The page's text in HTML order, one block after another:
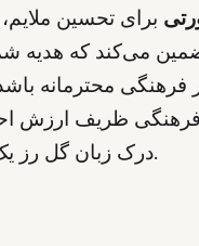
برای تحسین ملایم،
می‌کند که هدیه
فرهنگی محترمانه
ظریف ارزش
درک زبان گل رز یک هنر است.